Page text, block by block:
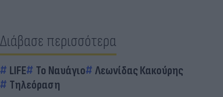
Διάβασε περισσότερα
LIFE Το Ναυάγιο
Λεωνίδας Κακούρης
Τηλεόραση